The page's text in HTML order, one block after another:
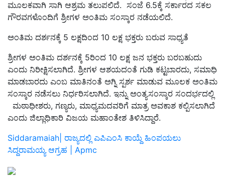
ಮೂಲಕವಾಗಿ ಸಾಗಿ ಆಶ್ರಮ ತಲುಪಲಿದೆ. ಸಂಜೆ 6.5ಕ್ಕೆ ಸರ್ಕಾರದ ಸಕಲ
ಗೌರವಗಳೊಂದಿಗೆ ಶ್ರೀಗಳ ಅಂತಿಮ ಸಂಸ್ಕಾರ ನಡೆಯಲಿದೆ.
ಅಂತಿಮ ದರ್ಶನಕ್ಕೆ 5 ಲಕ್ಷದಿಂದ 10 ಲಕ್ಷ ಭಕ್ತರು ಬರುವ ಸಾಧ್ಯತೆ
ಶ್ರೀಗಳ ಅಂತಿಮ ದರ್ಶನಕ್ಕೆ 5ರಿಂದ 10 ಲಕ್ಷ ಜನ ಭಕ್ತರು ಬರಬಹುದು
ಎಂದು ನಿರೀಕ್ಷಿಸಲಾಗಿದೆ. ಶ್ರೀಗಳ ಆಶಯದಂತೆ ಗುಡಿ ಕಟ್ಟಬಾರದು, ಸಮಾಧಿ
ಮಾಡಬಾರದು ಎಂಬ ಮಾತಿನಂತೆ ಅಗ್ನಿ ಸ್ಪರ್ಶ ಮಾಡುವ ಮೂಲಕ ಅಂತಿಮ
ಸಂಸ್ಕಾರ ನಡೆಸಲು ನಿರ್ಧರಿಸಲಾಗಿದೆ. ಇನ್ನು ಅಂತ್ಯಸಂಸ್ಕಾರ ಸಂದರ್ಭದಲ್ಲಿ
ಮಠಾಧೀಶರು, ಗಣ್ಯರು, ಮಾಧ್ಯಮದವರಿಗೆ ಮಾತ್ರ ಅವಕಾಶ ಕಲ್ಪಿಸಲಾಗಿದೆ
ಎಂದು ಜಿಲ್ಲಾಧಿಕಾರಿ ವಿಜಯ ಮಹಾಂತೇಶ ತಿಳಿಸಿದ್ದಾರೆ.
Siddaramaiah| ರಾಜ್ಯದಲ್ಲಿ ಎಪಿಎಂಸಿ ಕಾಯ್ದೆ ಹಿಂಪಯಲು
ಸಿದ್ದರಾಮಯ್ಯ ಆಗ್ರಹ | Apmc